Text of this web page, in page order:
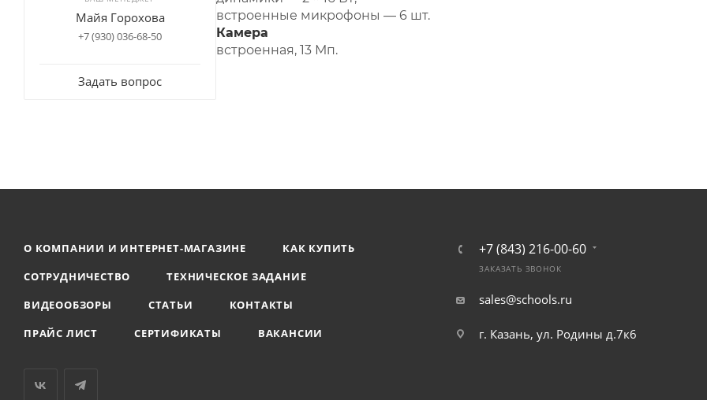
встроенные микрофоны — 6 шт.
Камера
встроенная, 13 Мп.
Майя Горохова
+7 (930) 036-68-50
Задать вопрос
О КОМПАНИИ И ИНТЕРНЕТ-МАГАЗИНЕ
КАК КУПИТЬ
СОТРУДНИЧЕСТВО
ТЕХНИЧЕСКОЕ ЗАДАНИЕ
ВИДЕООБЗОРЫ
СТАТЬИ
КОНТАКТЫ
ПРАЙС ЛИСТ
СЕРТИФИКАТЫ ВАКАНСИИ
+7 (843) 216-00-60
ЗАКАЗАТЬ ЗВОНОК
sales@schools.ru
г. Казань, ул. Родины д.7к6